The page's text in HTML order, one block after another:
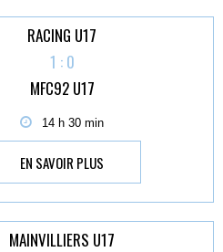
RACING U17
1 : 0
MFC92 U17
14 h 30 min
EN SAVOIR PLUS
MAINVILLIERS U17